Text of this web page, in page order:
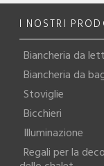
I NOSTRI
Biancheria da
Biancheria da
Stoviglie
Bicchieri
Illuminazione
Regali per la